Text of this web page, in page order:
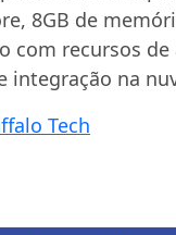
8GB de
com recursos
integração na
Tech